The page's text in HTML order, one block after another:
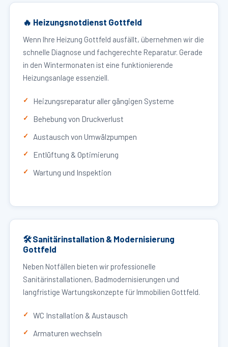
🔥 Heizungsnotdienst Gottfeld
Wenn Ihre Heizung Gottfeld ausfällt, übernehmen wir die
schnelle Diagnose und fachgerechte Reparatur. Gerade
in den Wintermonaten ist eine funktionierende
Heizungsanlage essenziell.
Heizungsreparatur aller gängigen Systeme
Behebung von Druckverlust
Austausch von Umwälzpumpen
Entlüftung & Optimierung
Wartung und Inspektion
🛠 Sanitärinstallation & Modernisierung
Gottfeld
Neben Notfällen bieten wir professionelle
Sanitärinstallationen, Badmodernisierungen und
langfristige Wartungskonzepte für Immobilien Gottfeld.
WC Installation & Austausch
Armaturen wechseln